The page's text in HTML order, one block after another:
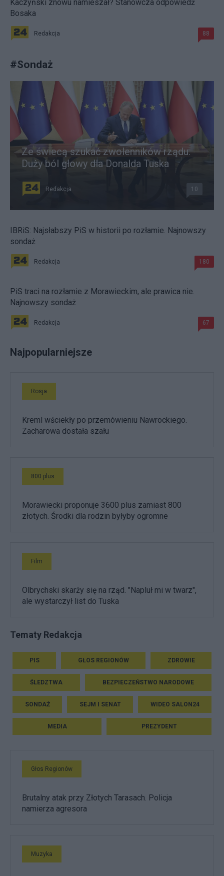
Kaczyński znowu namieszał? Stanowcza odpowiedź
Bosaka
Redakcja 88
#Sondaż
Ze świecą szukać zwolenników rządu.
Duży ból głowy dla Donalda Tuska
Redakcja 10
IBRiS: Najsłabszy PiS w historii po rozłamie. Najnowszy
sondaż
Redakcja 180
PiS traci na rozłamie z Morawieckim, ale prawica nie.
Najnowszy sondaż
Redakcja 67
Najpopularniejsze
Rosja
Kreml wściekły po przemówieniu Nawrockiego.
Zacharowa dostała szału
800 plus
Morawiecki proponuje 3600 plus zamiast 800
złotych. Środki dla rodzin byłyby ogromne
Film
Olbrychski skarży się na rząd. "Napluł mi w twarz",
ale wystarczył list do Tuska
Tematy Redakcja
PIS GŁOS REGIONÓW ZDROWIE
ŚLEDZTWA BEZPIECZEŃSTWO NARODOWE
SONDAŻ SEJM I SENAT WIDEO SALON24
MEDIA PREZYDENT
Głos Regionów
Brutalny atak przy Złotych Tarasach. Policja
namierza agresora
Muzyka